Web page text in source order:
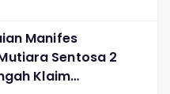
Manifes
Sentosa 2
Klaim